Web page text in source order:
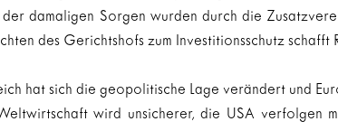
damaligen Sorgen wurden durch die
des Gerichtshofs zum Investitionsschutz schafft
hat sich die geopolitische Lage verändert und
wird unsicherer, die USA verfolgen